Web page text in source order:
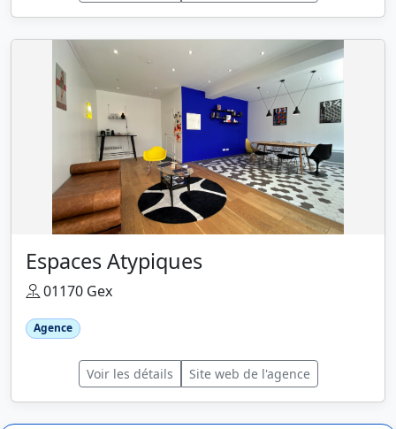
Espaces Atypiques
01170 Gex
Agence
Voir les détails Site web de l'agence